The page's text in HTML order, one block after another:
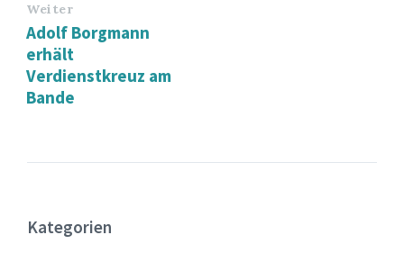
Weiter
Adolf Borgmann
erhält
Verdienstkreuz am
Bande
Kategorien